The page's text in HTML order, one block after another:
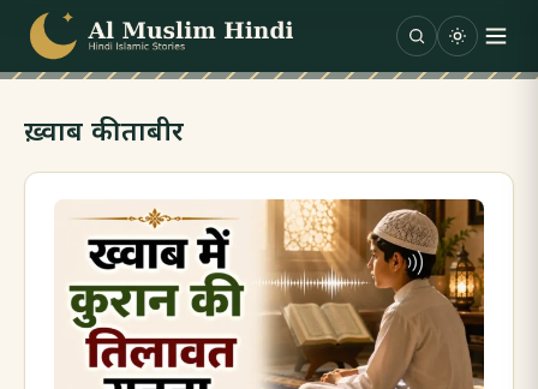
Skip to content
ख़्वाब की ताबीर